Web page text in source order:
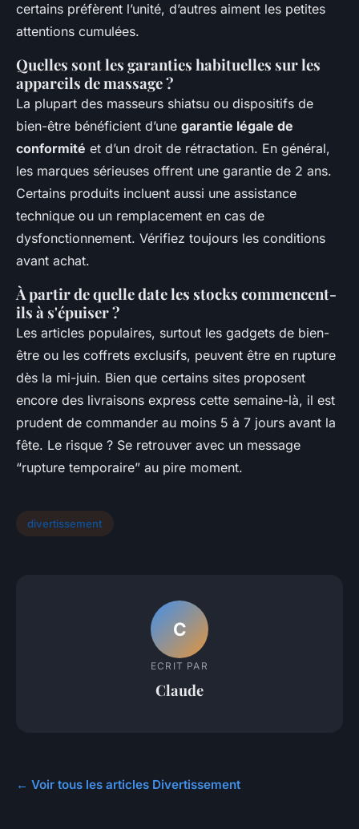
certains préfèrent l’unité, d’autres aiment les petites
attentions cumulées.
Quelles sont les garanties habituelles sur les
appareils de massage ?
La plupart des masseurs shiatsu ou dispositifs de
bien-être bénéficient d’une garantie légale de
conformité et d’un droit de rétractation. En général,
les marques sérieuses offrent une garantie de 2 ans.
Certains produits incluent aussi une assistance
technique ou un remplacement en cas de
dysfonctionnement. Vérifiez toujours les conditions
avant achat.
À partir de quelle date les stocks commencent-
ils à s'épuiser ?
Les articles populaires, surtout les gadgets de bien-
être ou les coffrets exclusifs, peuvent être en rupture
dès la mi-juin. Bien que certains sites proposent
encore des livraisons express cette semaine-là, il est
prudent de commander au moins 5 à 7 jours avant la
fête. Le risque ? Se retrouver avec un message
“rupture temporaire” au pire moment.
divertissement
C
ECRIT PAR
Claude
← Voir tous les articles Divertissement